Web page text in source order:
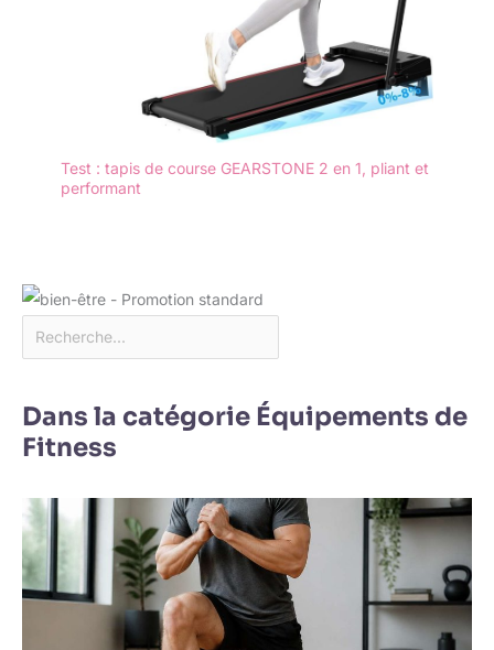
Test : tapis de course GEARSTONE 2 en 1, pliant et
performant
Dans la catégorie Équipements de
Fitness